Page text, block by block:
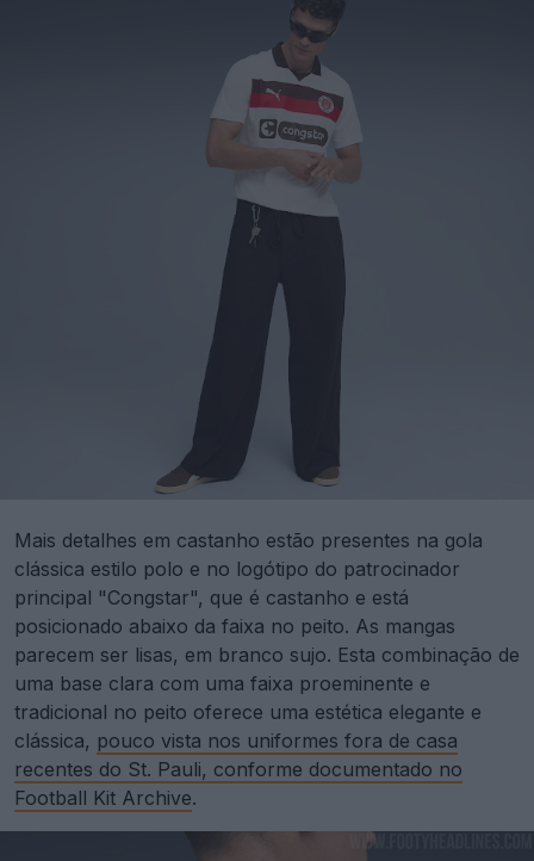
Mais detalhes em castanho estão presentes na gola
clássica estilo polo e no logótipo do patrocinador
principal "Congstar", que é castanho e está
posicionado abaixo da faixa no peito. As mangas
parecem ser lisas, em branco sujo. Esta combinação de
uma base clara com uma faixa proeminente e
tradicional no peito oferece uma estética elegante e
clássica, pouco vista nos uniformes fora de casa
recentes do St. Pauli, conforme documentado no
Football Kit Archive.